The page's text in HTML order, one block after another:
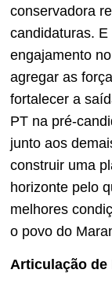
conservadora
candidaturas.
engajamento
agregar as
fortalecer a
PT na pré-
junto aos
construir uma
horizonte pelo
melhores
o povo do
Articulação de